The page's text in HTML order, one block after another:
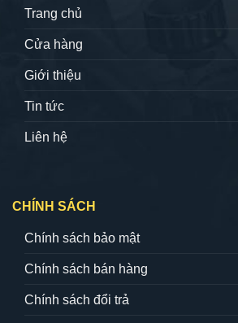
Trang chủ
Cửa hàng
Giới thiệu
Tin tức
Liên hệ
CHÍNH SÁCH
Chính sách bảo mật
Chính sách bán hàng
Chính sách đổi trả